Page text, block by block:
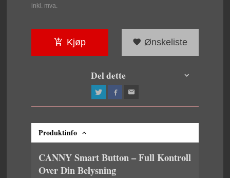
inkl. mva.
Kjøp Ønskeliste
Del dette
Produktinfo
CANNY Smart Button – Full Kontroll
Over Din Belysning